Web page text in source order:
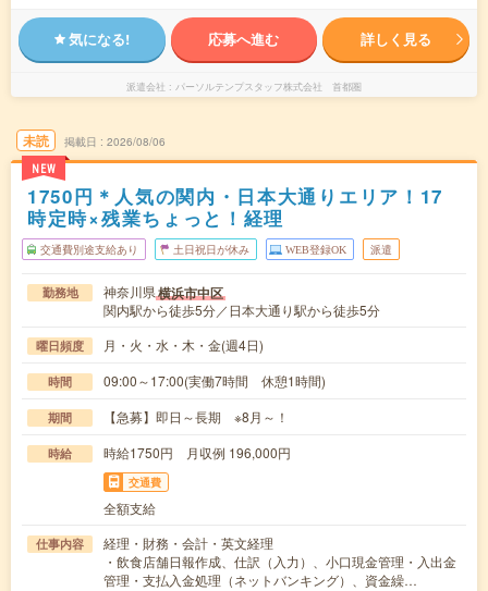
気になる! 応募へ進む 詳しく見る
派遣会社 パーソルテンプスタッフ株式会社 首都圏
未読
NEW
掲載日 2026/08/06
1750円＊人気の関内・日本大通りエリア！17
時定時×残業ちょっと！経理
交通費別途支給あり 土日祝日が休み WEB登録OK 派遣
勤務地 神奈川県横浜市中区
関内駅から徒歩5分／日本大通り駅から徒歩5分
曜日頻度 月・火・水・木・金(週4日)
時間 09:00～17:00(実働7時間 休憩1時間)
期間 【急募】即日～長期 ※8月～！
時給 時給1750円 月収例 196,000円
交通費
全額支給
仕事内容
経理・財務・会計・英文経理
・飲食店舗日報作成、仕訳（入力）、小口現金管理・入出金
管理・支払入金処理（ネットバンキング）、資金繰…